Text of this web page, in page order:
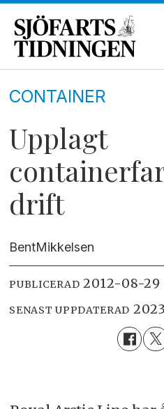
CONTAINER
Upplagt
drift
BentMikkelsen
PUBLICERAD 2012-08-
SENAST UPPDATERAD